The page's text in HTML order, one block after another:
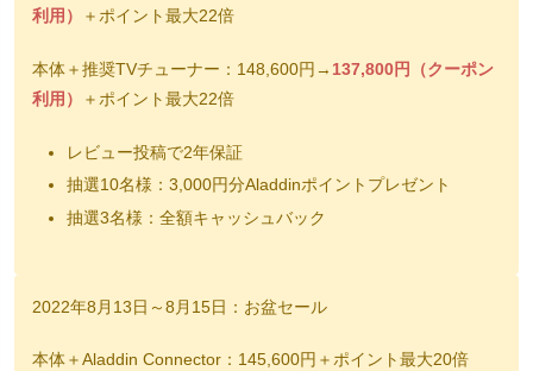
利用）
＋ポイント最大22倍
本体＋推奨TVチューナー：148,600円→ 137,800円（クーポン
利用）
＋ポイント最大22倍
レビュー投稿で2年保証
抽選10名様：3,000円分Aladdinポイントプレゼント
抽選3名様：全額キャッシュバック
2022年8月13日～8月15日：お盆セール
本体＋Aladdin Connector：145,600円＋ポイント最大20倍